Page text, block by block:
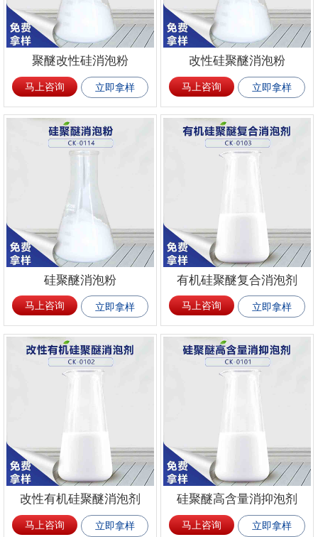
聚醚改性硅消泡粉
马上咨询 立即拿样
改性硅聚醚消泡粉
马上咨询 立即拿样
硅聚醚消泡粉
马上咨询 立即拿样
有机硅聚醚复合消泡剂
马上咨询 立即拿样
改性有机硅聚醚消泡剂
马上咨询 立即拿样
硅聚醚高含量消抑泡剂
马上咨询 立即拿样